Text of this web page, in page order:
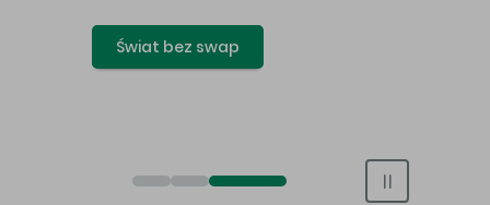
Świat bez swap
Otwórz rachunek maklerski online
Otwórz konto IKE/IKZE
Świat bez swap i prowizji